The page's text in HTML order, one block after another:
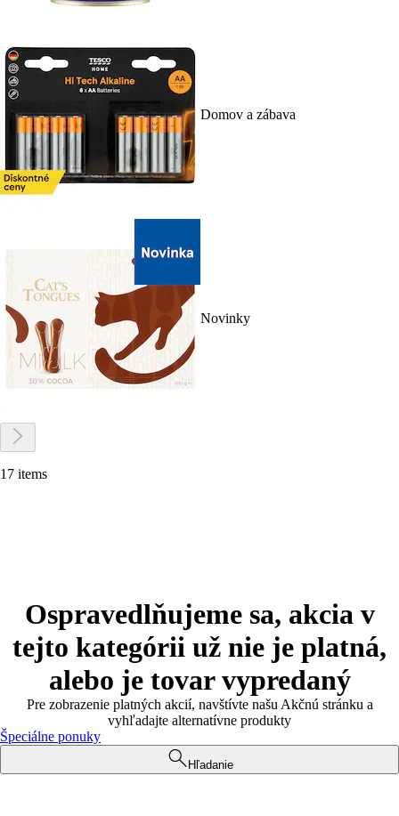
Domov a zábava
Novinky
17 items
Ospravedlňujeme sa, akcia v
tejto kategórii už nie je platná,
alebo je tovar vypredaný
Pre zobrazenie platných akcií, navštívte našu Akčnú stránku a
vyhľadajte alternatívne produkty
Špeciálne ponuky
Hľadanie